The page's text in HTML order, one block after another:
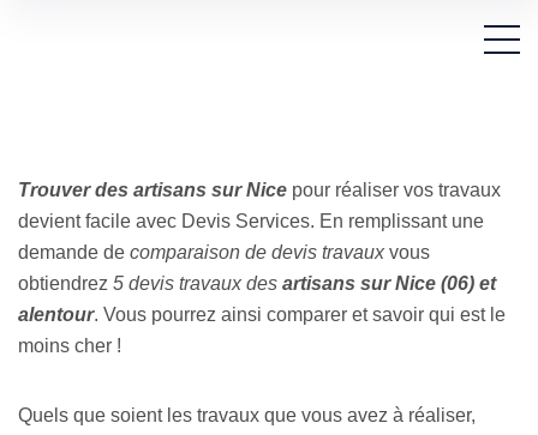
Trouver des artisans sur Nice pour réaliser vos travaux
devient facile avec Devis Services. En remplissant une
demande de comparaison de devis travaux vous
obtiendrez 5 devis travaux des artisans sur Nice (06) et
alentour. Vous pourrez ainsi comparer et savoir qui est le
moins cher !
Quels que soient les travaux que vous avez à réaliser,